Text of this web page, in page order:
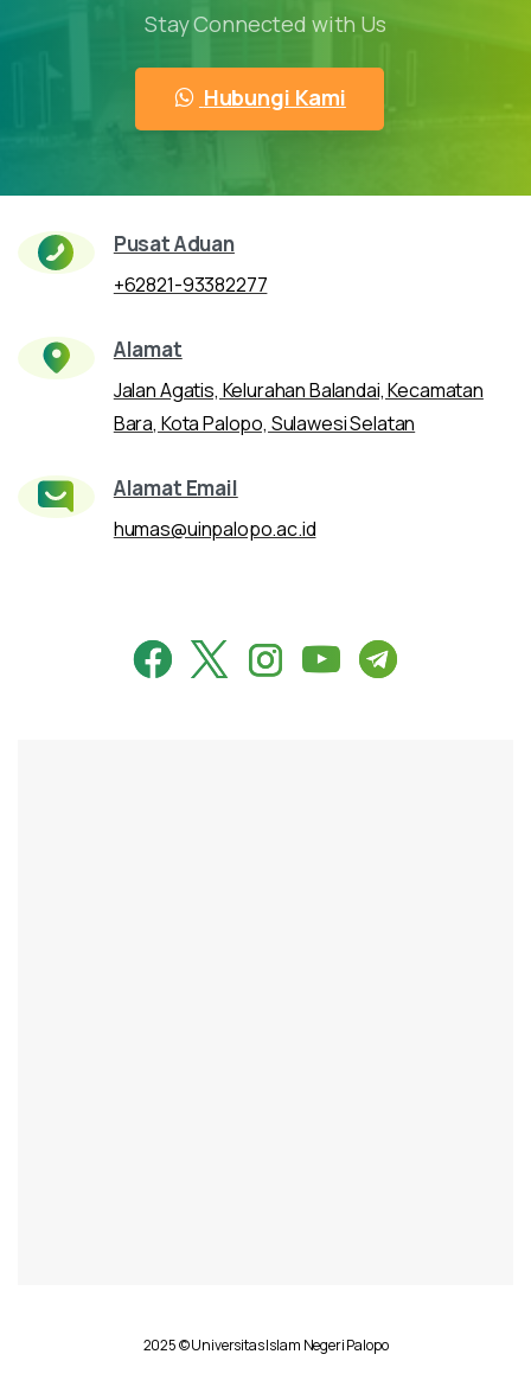
Stay Connected with Us
Hubungi Kami
Pusat Aduan
+62821-93382277
Alamat
Jalan Agatis, Kelurahan Balandai, Kecamatan
Bara, Kota Palopo, Sulawesi Selatan
Alamat Email
humas@uinpalopo.ac.id
2025 © Universitas Islam Negeri Palopo